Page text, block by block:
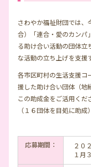
さわやか福祉財団では、
合）「連合・愛のカンパ
る助け合い活動の団体立
な活動の立ち上げを支援
各市区町村の生活支援コ
援した助け合い団体（地
この助成金をご活用くだ
（１６団体を目処に助成
応募期間：
２０
１月